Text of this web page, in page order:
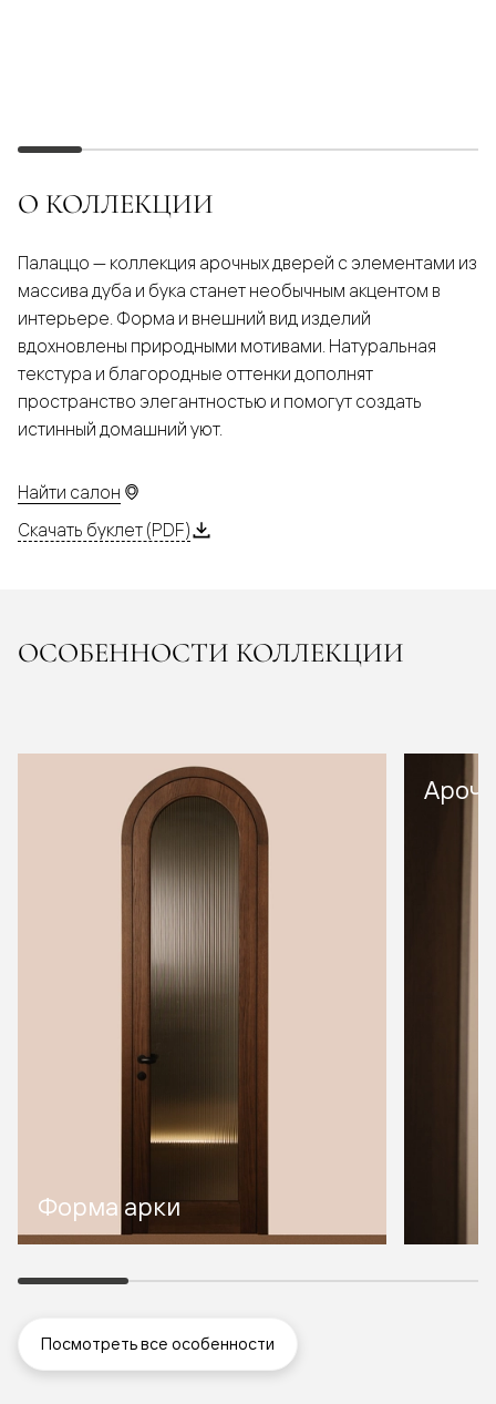
О КОЛЛЕКЦИИ
Палаццо — коллекция арочных дверей с элементами из
массива дуба и бука станет необычным акцентом в
интерьере. Форма и внешний вид изделий
вдохновлены природными мотивами. Натуральная
текстура и благородные оттенки дополнят
пространство элегантностью и помогут создать
истинный домашний уют.
Найти салон
Скачать буклет (PDF)
ОСОБЕННОСТИ КОЛЛЕКЦИИ
Форма арки
Посмотреть все особенности